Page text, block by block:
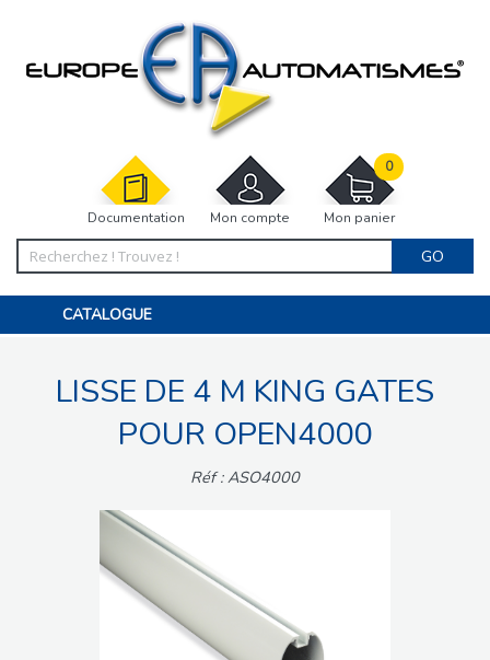
Documentation Mon compte Mon panier
0
GO
CATALOGUE
MOTORISATIONS
ACCESSOIRES ET ELECTRONIQUES
INTERPHONES VISIOPHONES
LISSE DE 4 M KING GATES
POUR OPEN4000
Réf : ASO4000